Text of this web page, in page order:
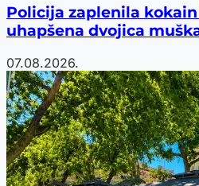
Policija zaplenila
uhapšena dvojica
07.08.2026.